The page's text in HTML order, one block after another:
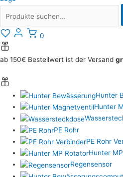
0
ab 150€ Bestellwert ist der Versand
Hunter
Hunter
PE Rohr
PE Rohr
Hunter
Regensensor